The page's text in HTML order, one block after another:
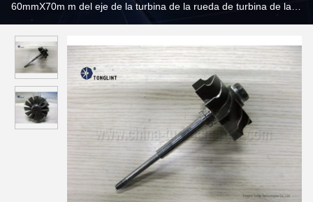
60mmX70m m del eje de la turbina de la rueda de turbina de las
cuchillas